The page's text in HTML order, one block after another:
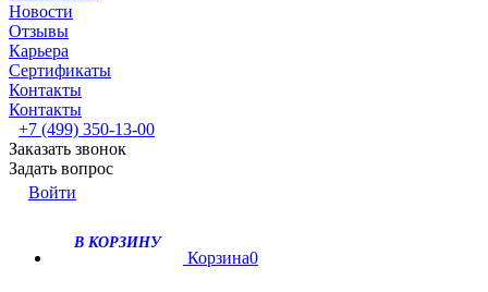
Новости
Отзывы
Карьера
Сертификаты
Контакты
Контакты
+7 (499) 350-13-00
Заказать звонок
Задать вопрос
Войти
В КОРЗИНУ
Корзина0